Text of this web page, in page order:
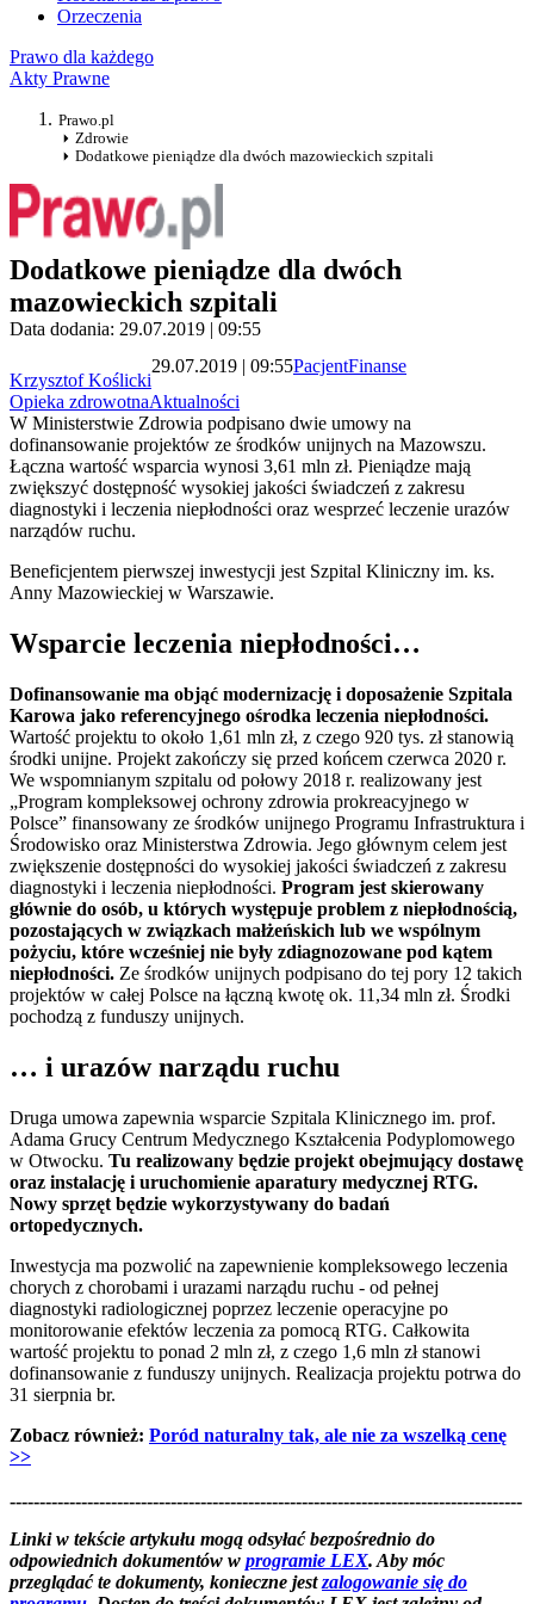
Orzeczenia
Prawo dla każdego
Akty Prawne
Prawo.pl
Zdrowie
Dodatkowe pieniądze dla dwóch mazowieckich szpitali
Dodatkowe pieniądze dla dwóch
mazowieckich szpitali
Data dodania: 29.07.2019 | 09:55
Krzysztof Koślicki
29.07.2019 | 09:55PacjentFinanse
Opieka zdrowotnaAktualności
W Ministerstwie Zdrowia podpisano dwie umowy na
dofinansowanie projektów ze środków unijnych na Mazowszu.
Łączna wartość wsparcia wynosi 3,61 mln zł. Pieniądze mają
zwiększyć dostępność wysokiej jakości świadczeń z zakresu
diagnostyki i leczenia niepłodności oraz wesprzeć leczenie urazów
narządów ruchu.
Beneficjentem pierwszej inwestycji jest Szpital Kliniczny im. ks.
Anny Mazowieckiej w Warszawie.
Wsparcie leczenia niepłodności…
Dofinansowanie ma objąć modernizację i doposażenie Szpitala
Karowa jako referencyjnego ośrodka leczenia niepłodności.
Wartość projektu to około 1,61 mln zł, z czego 920 tys. zł stanowią
środki unijne. Projekt zakończy się przed końcem czerwca 2020 r.
We wspomnianym szpitalu od połowy 2018 r. realizowany jest
„Program kompleksowej ochrony zdrowia prokreacyjnego w
Polsce” finansowany ze środków unijnego Programu Infrastruktura i
Środowisko oraz Ministerstwa Zdrowia. Jego głównym celem jest
zwiększenie dostępności do wysokiej jakości świadczeń z zakresu
diagnostyki i leczenia niepłodności. Program jest skierowany
głównie do osób, u których występuje problem z niepłodnością,
pozostających w związkach małżeńskich lub we wspólnym
pożyciu, które wcześniej nie były zdiagnozowane pod kątem
niepłodności. Ze środków unijnych podpisano do tej pory 12 takich
projektów w całej Polsce na łączną kwotę ok. 11,34 mln zł. Środki
pochodzą z funduszy unijnych.
… i urazów narządu ruchu
Druga umowa zapewnia wsparcie Szpitala Klinicznego im. prof.
Adama Grucy Centrum Medycznego Kształcenia Podyplomowego
w Otwocku. Tu realizowany będzie projekt obejmujący dostawę
oraz instalację i uruchomienie aparatury medycznej RTG.
Nowy sprzęt będzie wykorzystywany do badań
ortopedycznych.
Inwestycja ma pozwolić na zapewnienie kompleksowego leczenia
chorych z chorobami i urazami narządu ruchu - od pełnej
diagnostyki radiologicznej poprzez leczenie operacyjne po
monitorowanie efektów leczenia za pomocą RTG. Całkowita
wartość projektu to ponad 2 mln zł, z czego 1,6 mln zł stanowi
dofinansowanie z funduszy unijnych. Realizacja projektu potrwa do
31 sierpnia br.
Zobacz również: Poród naturalny tak, ale nie za wszelką cenę
>>
--------------------------------------------------------------------------------------
Linki w tekście artykułu mogą odsyłać bezpośrednio do
odpowiednich dokumentów w programie LEX. Aby móc
przeglądać te dokumenty, konieczne jestzalogowanie się do